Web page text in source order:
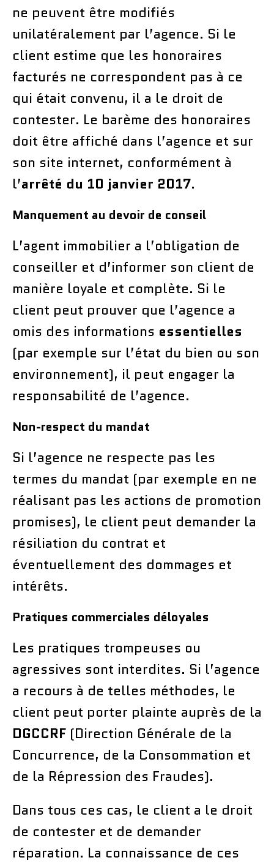
ne peuvent être modifiés
unilatéralement par l’agence. Si le
client estime que les honoraires
facturés ne correspondent pas à ce
qui était convenu, il a le droit de
contester. Le barème des honoraires
doit être affiché dans l’agence et sur
son site internet, conformément à
l’arrêté du 10 janvier 2017.
Manquement au devoir de conseil
L’agent immobilier a l’obligation de
conseiller et d’informer son client de
manière loyale et complète. Si le
client peut prouver que l’agence a
omis des informations essentielles
(par exemple sur l’état du bien ou son
environnement), il peut engager la
responsabilité de l’agence.
Non-respect du mandat
Si l’agence ne respecte pas les
termes du mandat (par exemple en ne
réalisant pas les actions de promotion
promises), le client peut demander la
résiliation du contrat et
éventuellement des dommages et
intérêts.
Pratiques commerciales déloyales
Les pratiques trompeuses ou
agressives sont interdites. Si l’agence
a recours à de telles méthodes, le
client peut porter plainte auprès de la
DGCCRF (Direction Générale de la
Concurrence, de la Consommation et
de la Répression des Fraudes).
Dans tous ces cas, le client a le droit
de contester et de demander
réparation. La connaissance de ces